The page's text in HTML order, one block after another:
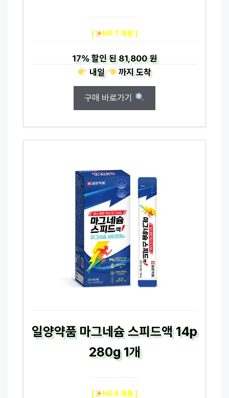
[ NO.7 제품 ]
17%할인 된81,800 원
내일
까지도착
구매 바로가기
일양약품 마그네슘 스피드액 14p
280g 1개
[ NO.8 제품 ]